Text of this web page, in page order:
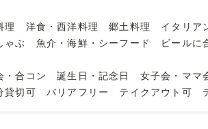
理
洋食・西洋料理 郷土料理
イタリア
ゃぶ
魚介・海鮮・シーフード
ビールに
・合コン 誕生日・記念日
女子会・ママ
貸切可 バリアフリー テイクアウト可